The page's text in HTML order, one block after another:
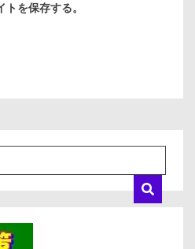
を保存する。